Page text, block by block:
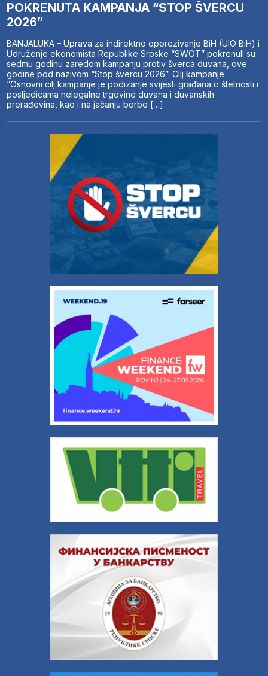
POKRENUTA KAMPANJA “STOP ŠVERCU
2026”
BANJALUKA – Uprava za indirektno oporezivanje BiH (UIO BiH) i
Udruženje ekonomista Republike Srpske “SWOT” pokrenuli su
sedmu godinu zaredom kampanju protiv šverca duvana, ove
godine pod nazivom “Stop švercu 2026”. Cilj kampanje
“Osnovni cilj kampanje je podizanje svijesti građana o štetnosti i
posljedicama nelegalne trgovine duvana i duvanskih
prerađevina, kao i na jačanju borbe […]